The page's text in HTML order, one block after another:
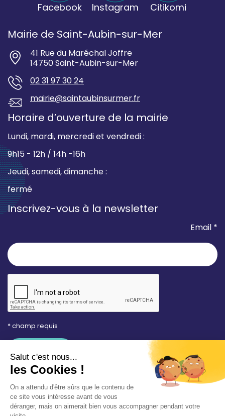
Facebook Instagram Citikomi
Mairie de Saint-Aubin-sur-Mer
41 Rue du Maréchal Joffre
14750 Saint-Aubin-sur-Mer
02 31 97 30 24
mairie@saintaubinsurmer.fr
Horaire d’ouverture de la mairie
Lundi, mardi, mercredi et vendredi :
9h15 - 12h / 14h -16h
Jeudi, samedi, dimanche :
fermé
Inscrivez-vous à la newsletter
Email *
* champ requis
Votre adresse e-mail est uniquement utilisée pour
vous envoyer les lettres d'information de la Mairie de
Saint-Aubin-sur-Mer. Vous pouvez à tout moment
utiliser le lien de désabonnement intégré dans la
newsletter. Consultez notrepolitique de